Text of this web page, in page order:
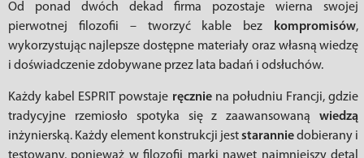
Od ponad dwóch dekad firma pozostaje wierna swojej
pierwotnej filozofii – tworzyć kable bez
kompromisów,
wykorzystując najlepsze dostępne materiały oraz własną wiedzę
i doświadczenie zdobywane przez lata badań i odsłuchów.
Każdy kabel ESPRIT powstaje ręczniena południu Francji, gdzie
tradycyjne rzemiosło spotyka się z zaawansowanąwiedzą
inżynierską. Każdy element konstrukcji jeststaranniedobierany i